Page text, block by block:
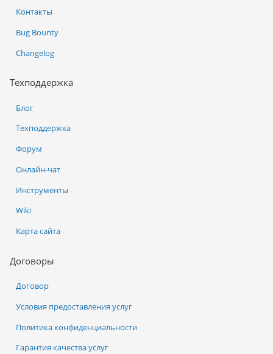
Контакты
Bug Bounty
Changelog
Техподдержка
Блог
Техподдержка
Форум
Онлайн-чат
Инструменты
Wiki
Карта сайта
Договоры
Договор
Условия предоставления услуг
Политика конфиденциальности
Гарантия качества услуг